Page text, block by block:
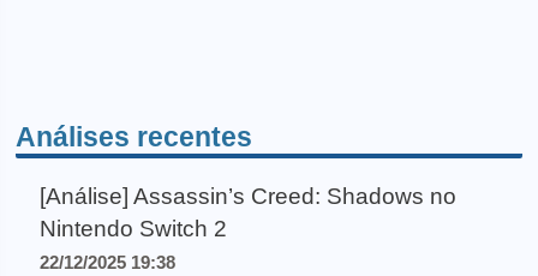
Análises recentes
[Análise] Assassin’s Creed: Shadows no
Nintendo Switch 2
22/12/2025 19:38